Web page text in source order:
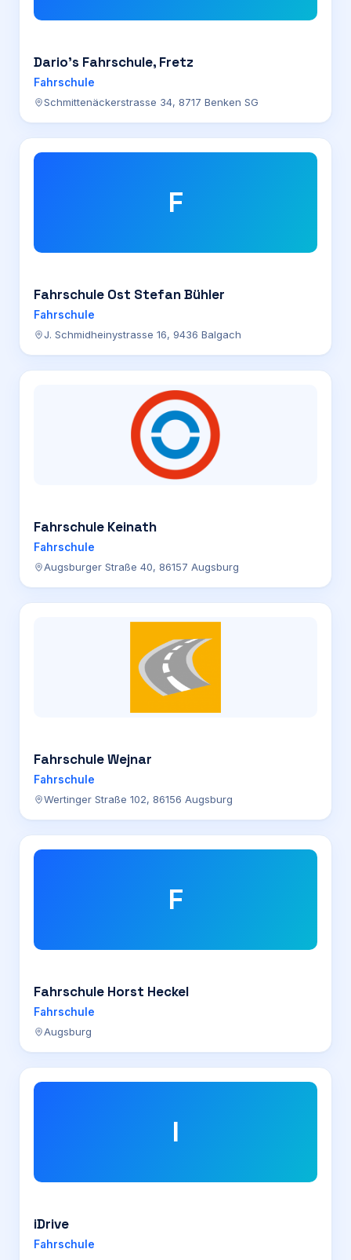
Dario’s Fahrschule, Fretz
Fahrschule
Schmittenäckerstrasse 34, 8717 Benken SG
F
Fahrschule Ost Stefan Bühler
Fahrschule
J. Schmidheinystrasse 16, 9436 Balgach
Fahrschule Keinath
Fahrschule
Augsburger Straße 40, 86157 Augsburg
Fahrschule Wejnar
Fahrschule
Wertinger Straße 102, 86156 Augsburg
F
Fahrschule Horst Heckel
Fahrschule
Augsburg
I
iDrive
Fahrschule